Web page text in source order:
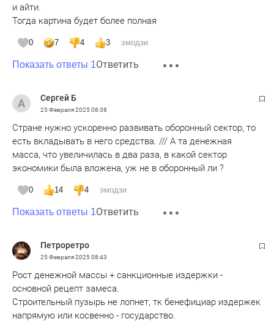
и айти.
Тогда картина будет более полная
0 7 4 3 эмодзи
Показать ответы 1Ответить
Сергей Б
25 Февраля 202508:38
Стране нужно ускоренно развивать оборонный сектор, то
есть вкладывать в него средства. /// А та денежная
масса, что увеличилась в два раза, в какой сектор
экономики была вложена, уж не в оборонный ли ?
0 14 4 эмодзи
Показать ответы 1Ответить
Петроретро
25 Февраля 202508:43
Рост денежной массы + санкционные издержки -
основной рецепт замеса.
Строительный пузырь не лопнет, тк бенефициар издержек
напрямую или косвенно - государство.